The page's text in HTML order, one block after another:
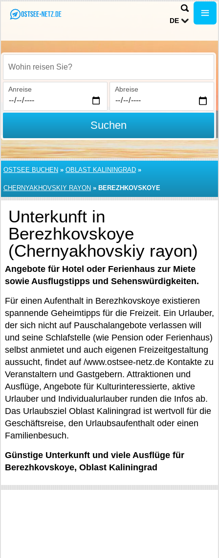
DE
Wohin reisen Sie?
Anreise Abreise
Suchen
OSTSEE BUCHEN » OBLAST KALININGRAD »
CHERNYAKHOVSKIY RAYON » BEREZHKOVSKOYE
Unterkunft in
Berezhkovskoye
(Chernyakhovskiy rayon)
Angebote für Hotel oder Ferienhaus zur Miete
sowie Ausflugstipps und Sehenswürdigkeiten.
Für einen Aufenthalt in Berezhkovskoye existieren
spannende Geheimtipps für die Freizeit. Ein Urlauber,
der sich nicht auf Pauschalangebote verlassen will
und seine Schlafstelle (wie Pension oder Ferienhaus)
selbst anmietet und auch eigenen Freizeitgestaltung
aussucht, findet auf /www.ostsee-netz.de Kontakte zu
Veranstaltern und Gastgebern. Attraktionen und
Ausflüge, Angebote für Kulturinteressierte, aktive
Urlauber und Individualurlauber runden die Infos ab.
Das Urlaubsziel Oblast Kaliningrad ist wertvoll für die
Geschäftsreise, den Urlaubsaufenthalt oder einen
Familienbesuch.
Günstige Unterkunft und viele Ausflüge für
Berezhkovskoye, Oblast Kaliningrad